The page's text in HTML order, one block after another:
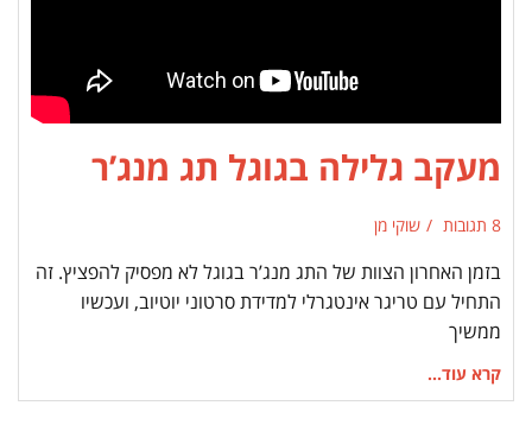
מעקב גלילה בגוגל תג מנג’ר
8 תגובות שוקי מן
בזמן האחרון הצוות של התג מנג’ר בגוגל לא מפסיק להפציץ. זה
התחיל עם טריגר אינטגרלי למדידת סרטוני יוטיוב, ועכשיו
ממשיך
קרא עוד...